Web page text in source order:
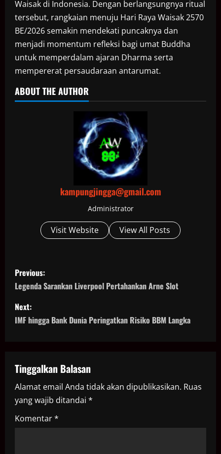
Waisak di Indonesia. Dengan berlangsungnya ritual
tersebut, rangkaian menuju Hari Raya Waisak 2570
BE/2026 semakin mendekati puncaknya dan
menjadi momentum refleksi bagi umat Buddha
untuk memperdalam ajaran Dharma serta
mempererat persaudaraan antarumat.
ABOUT THE AUTHOR
kampungjingga@gmail.com
Administrator
Visit Website View All Posts
P
o
s
t
a
v
i
g
Previous:
Legenda Sarankan Liverpool Pertahankan Arne Slot
Next:
IMF hingga Bank Dunia Peringatkan Risiko BBM Langka
Tinggalkan Balasan
Alamat email Anda tidak akan dipublikasikan. Ruas
yang wajib ditandai *
Komentar*